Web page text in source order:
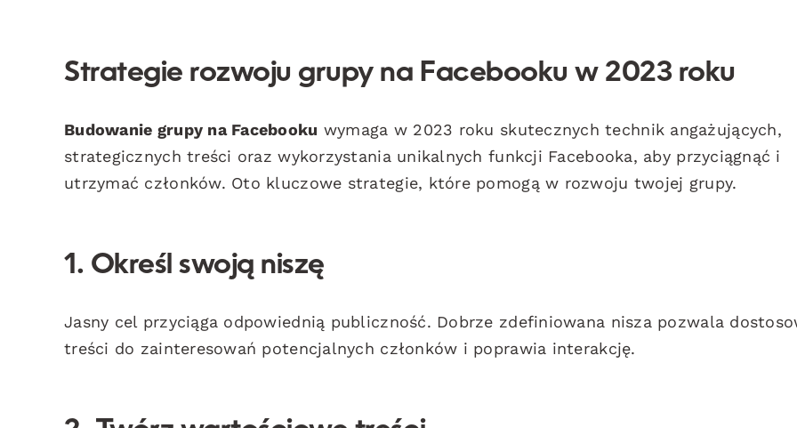
Strategie rozwoju grupy na Facebooku w 2023 roku
Budowanie grupy na Facebooku wymaga w 2023 roku skutecznych technik angażujących,
strategicznych treści oraz wykorzystania unikalnych funkcji Facebooka, aby przyciągnąć i
utrzymać członków. Oto kluczowe strategie, które pomogą w rozwoju twojej grupy.
1. Określ swoją niszę
Jasny cel przyciąga odpowiednią publiczność. Dobrze zdefiniowana nisza pozwala
treści do zainteresowań potencjalnych członków i poprawia interakcję.